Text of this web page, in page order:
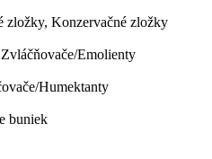
zložky, Konzervačné zložky
Emolienty
Humektanty
buniek